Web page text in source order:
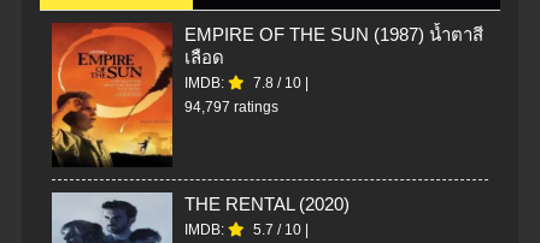
EMPIRE OF THE SUN (1987) น้ำตาสี
เลือด
IMDB: 7.8 / 10 |
94,797 ratings
THE RENTAL (2020)
IMDB: 5.7 / 10 |